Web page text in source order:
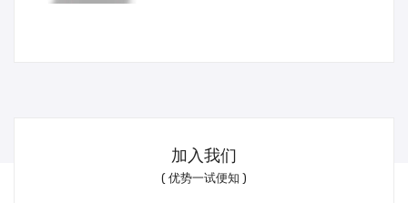
加入我们
( 优势一试便知 )